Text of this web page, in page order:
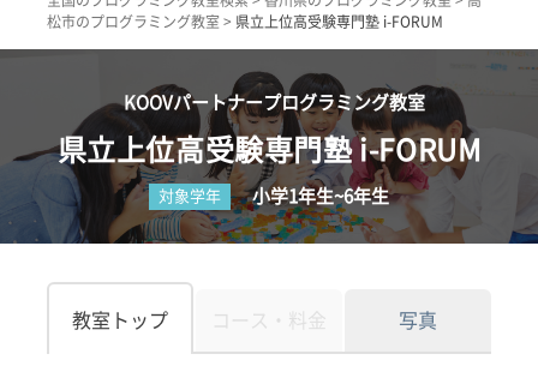
松市のプログラミング教室 > 県立上位高受験専門塾 i-FORUM
KOOVパートナープログラミング教室
県立上位高受験専門塾 i-FORUM
対象学年 小学1年生~6年生
教室トップ コース・料金 写真